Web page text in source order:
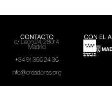
CONTACTO
c/ León 24, 28014
Madrid
+34 91 366 24 36
info@creadores.org
CON EL